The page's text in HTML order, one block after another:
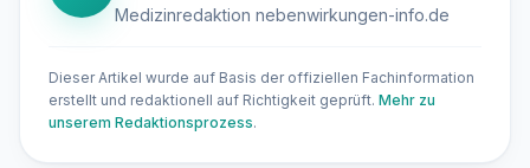
Medizinredaktion nebenwirkungen-info.de
Dieser Artikel wurde auf Basis der offiziellen Fachinformation
erstellt und redaktionell auf Richtigkeit geprüft. Mehr zu
unserem Redaktionsprozess.